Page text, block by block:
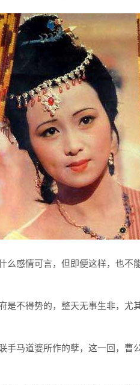
么感情可言，但即便这样，也不
是不得势的，整天无事生非，尤
手马道婆所作的孽，这一回，曹